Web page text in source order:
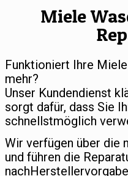
Miele
Funktioniert Ihre
mehr?
Unser Kundendienst
sorgt dafür, dass Sie
schnellstmöglich
Wir verfügen über die
und führen die